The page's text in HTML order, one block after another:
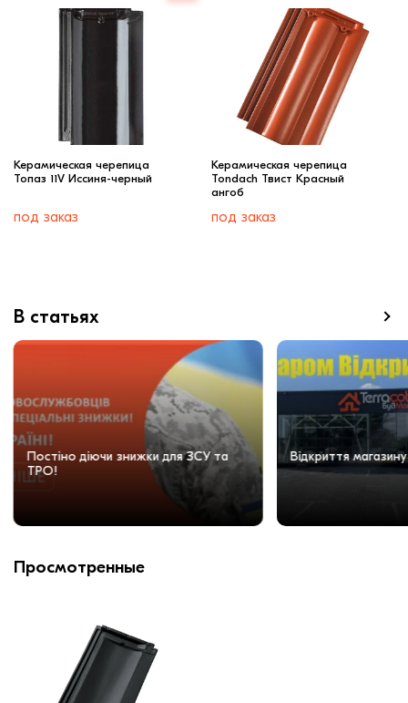
Керамическая черепица
Топаз 11V Иссиня-черный
под заказ
Керамическая черепица
Tondach Твист Красный
ангоб
под заказ
В статьях
Постіно діючи знижки для ЗСУ та
ТРО!
Відкриття магазину
Просмотренные